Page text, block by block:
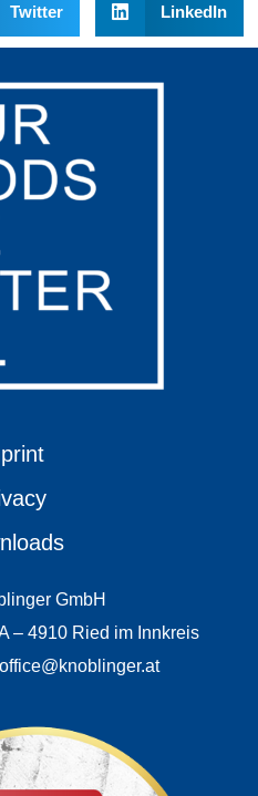
Twitter LinkedIn
GmbH
– 4910 Ried im Innkreis